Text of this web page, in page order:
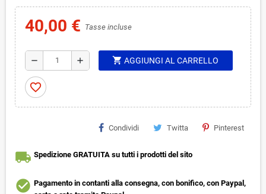
40,00 € Tasse incluse
remove add shopping_cart AGGIUNGI AL CARRELLO
favorite_border
Condividi Twitta Pinterest
local_shipping Spedizione GRATUITA su tutti i prodotti del sito
check_circle Pagamento in contanti alla consegna, con bonifico, con Paypal,